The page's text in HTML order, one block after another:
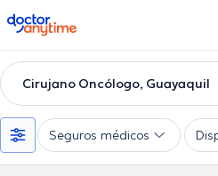
doctoranytime
Cirujano Oncólogo, Guayaquil
Seguros médicos